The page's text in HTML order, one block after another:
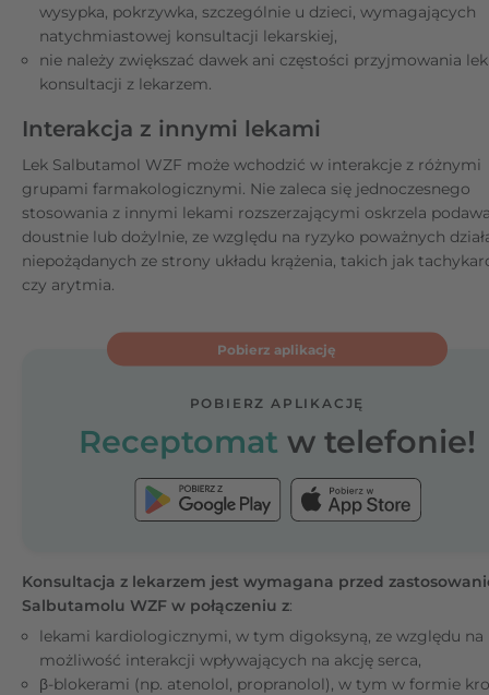
wysypka, pokrzywka, szczególnie u dzieci, wymagających
natychmiastowej konsultacji lekarskiej,
nie należy zwiększać dawek ani częstości przyjmowania
konsultacji z lekarzem.
Interakcja z innymi lekami
Lek Salbutamol WZF może wchodzić w interakcje z różnymi
grupami farmakologicznymi. Nie zaleca się jednoczesnego
stosowania z innymi lekami rozszerzającymi oskrzela
doustnie lub dożylnie, ze względu na ryzyko poważnych
niepożądanych ze strony układu krążenia, takich jak
czy arytmia.
Pobierz aplikację
POBIERZ APLIKACJĘ
Receptomat w telefonie!
Konsultacja z lekarzem jest wymagana przed
Salbutamolu WZF w połączeniu z:
lekami kardiologicznymi, w tym digoksyną, ze względu na
możliwość interakcji wpływających na akcję serca,
β-blokerami (np. atenolol, propranolol), w tym w formie